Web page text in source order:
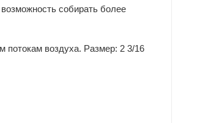
собирать более
потокам воздуха. Размер: 2 3/16